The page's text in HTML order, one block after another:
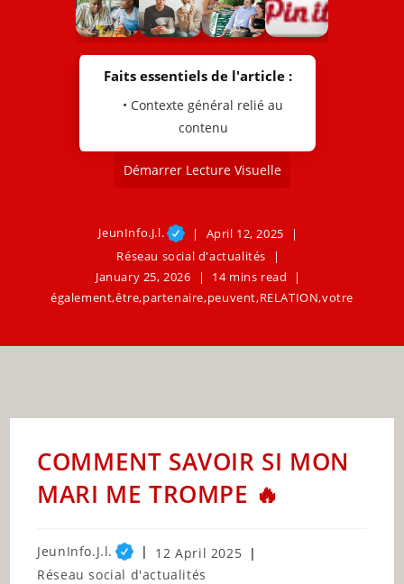
Faits essentiels de l'article :
• Contexte général relié au
contenu
Démarrer Lecture Visuelle
JeunInfo.J.l.
April 12, 2025
Réseau social d'actualités
January 25, 2026
14 mins read
également,être,partenaire,peuvent,RELATION,votre
COMMENT SAVOIR SI MON
MARI ME TROMPE 🔥
Post
author:
JeunInfo.J.l.
Post
published:
12 April 2025
Post
Réseau social d'actualités